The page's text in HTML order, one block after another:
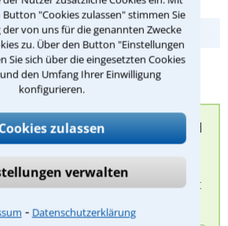
"Cookies zulassen" stimmen Sie
von uns für die genannten Zwecke
zu. Über den Button "Einstellungen
Sie sich über die eingesetzten Cookies
den Umfang Ihrer Einwilligung
konfigurieren.
zulassen
verwalten
⁃ Datenschutzerklärung
Anwaltsuche?
Beratungsanfrage
Fall schildern. Anschließend
Rechtsanwälte bei
das weitere Vorgehen
durch einen Anwalt